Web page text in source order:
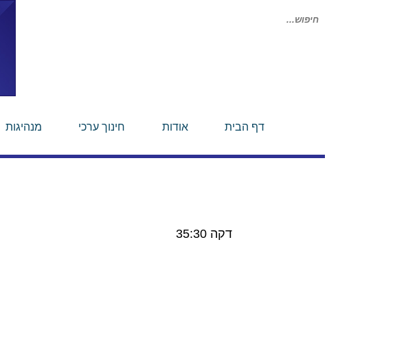
חיפוש
דף הבית אודות חינוך ערכי מנהיגות
דקה 35:30